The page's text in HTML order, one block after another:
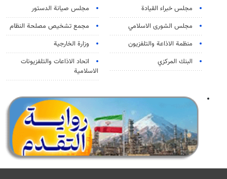
مجلس خبراء القيادة
مجلس صيانة الدستور
مجلس الشورى الاسلامي
مجمع تشخيص مصلحة النظام
منظمة الاذاعة والتلفزیون
وزارة الخارجية
البنك المركزي
اتحاد الاذاعات والتلفزيونات
الاسلامية